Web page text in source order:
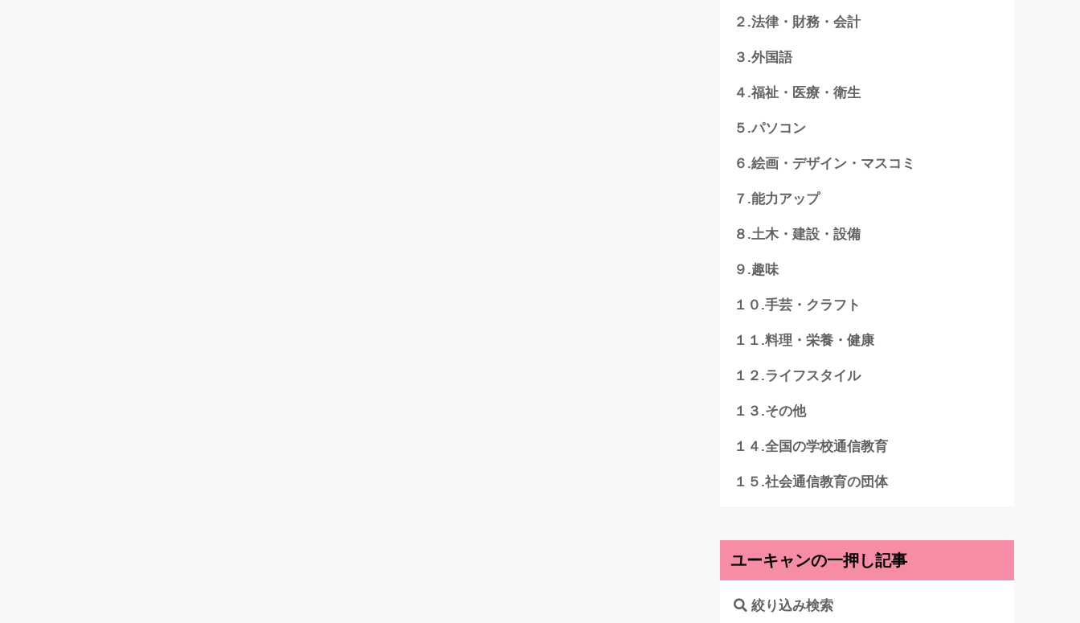
２.法律・財務・会計
３.外国語
４.福祉・医療・衛生
５.パソコン
６.絵画・デザイン・マスコミ
７.能力アップ
８.土木・建設・設備
９.趣味
１０.手芸・クラフト
１１.料理・栄養・健康
１２.ライフスタイル
１３.その他
１４.全国の学校通信教育
１５.社会通信教育の団体
ユーキャンの一押し記事
絞り込み検索